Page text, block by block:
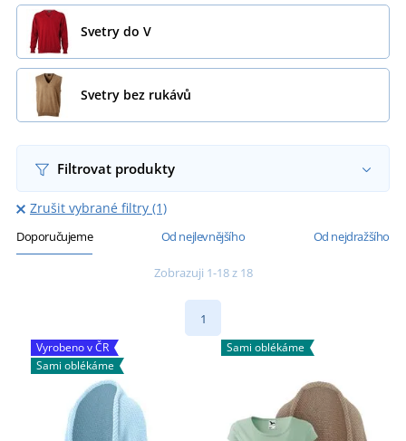
Svetry do V
Svetry bez rukávů
Filtrovat produkty
Zrušit vybrané filtry (1)
Doporučujeme Od nejlevnějšího Od nejdražšího
Zobrazuji 1-18 z 18
1
Vyrobeno v ČR
Sami oblékáme
Sami oblékáme